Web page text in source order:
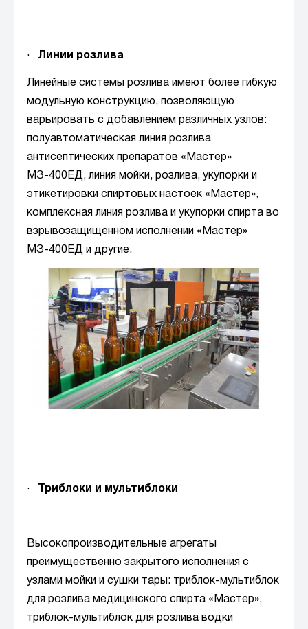
· Линии розлива
Линейные системы розлива имеют более гибкую
модульную конструкцию, позволяющую
варьировать с добавлением различных узлов:
полуавтоматическая линия розлива
антисептических препаратов «Мастер»
МЗ-400ЕД, линия мойки, розлива, укупорки и
этикетировки спиртовых настоек «Мастер»,
комплексная линия розлива и укупорки спирта во
взрывозащищенном исполнении «Мастер»
МЗ-400ЕД и другие.
· Триблоки и мультиблоки
Высокопроизводительные агрегаты
преимущественно закрытого исполнения с
узлами мойки и сушки тары: триблок-мультиблок
для розлива медицинского спирта «Мастер»,
триблок-мультиблок для розлива водки